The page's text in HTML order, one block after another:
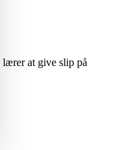
lærer at give slip på